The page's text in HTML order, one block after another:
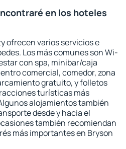
en los hoteles
ofrecen varios servicios e
Los más comunes son Wi-
con spa, minibar/caja
comercial, comedor, zona
gratuito, y folletos
turísticas más
alojamientos también
desde y hacia el
también recomiendan
más importantes en Bryson